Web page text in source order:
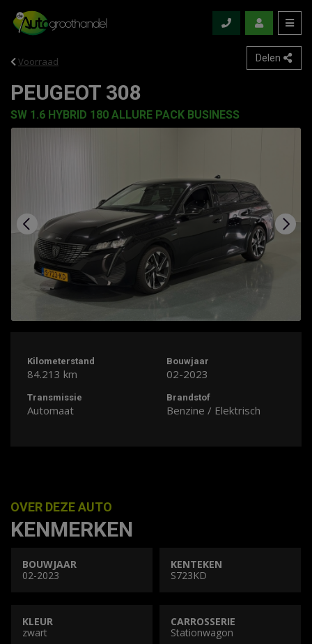
Voorraad Delen
Kilometerstand
84.213 km
Bouwjaar
02-2023
Transmissie
Automaat
Brandstof
Benzine / Elektrisch
PEUGEOT 308
SW 1.6 HYBRID 180 ALLURE PACK BUSINESS
OVER DEZE AUTO
KENMERKEN
BOUWJAAR
02-2023
KENTEKEN
S723KD
KLEUR
zwart
CARROSSERIE
Stationwagon